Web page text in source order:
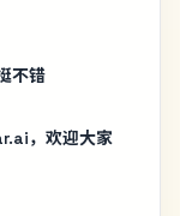
不错
，欢迎大家